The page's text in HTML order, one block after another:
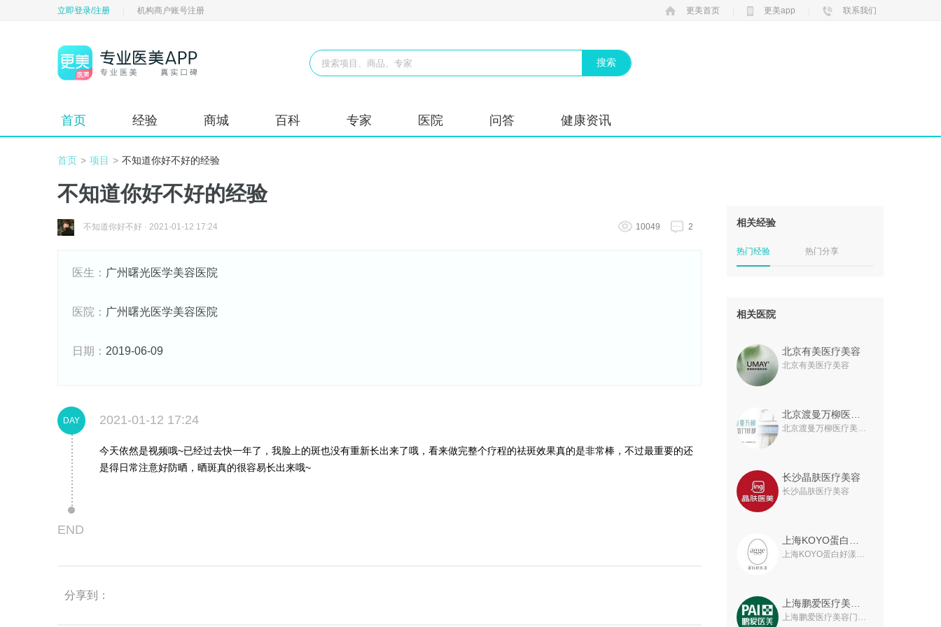
立即登录/注册 机构商户账号注册 更美首页 更美app 联系我们
首页 经验 商城 百科 专家 医院 问答 健康资讯
首页 > 项目 > 不知道你好不好的经验
不知道你好不好的经验
不知道你好不好 · 2021-01-12 17:24 10049 2
医生： 广州曙光医学美容医院
医院： 广州曙光医学美容医院
日期： 2019-06-09
DAY 2021-01-12 17:24
今天依然是视频哦~已经过去快一年了，我脸上的斑也没有重新长出来了哦，看来做完整个疗程的祛斑效果真的是非常棒，不过最重要的还
是得日常注意好防晒，晒斑真的很容易长出来哦~
END
分享到：
相关经验
热门经验 热门分享
相关医院
北京有美医疗美容
北京有美医疗美容
北京渡曼万柳医疗美容门诊部
长沙晶肤医疗美容
长沙晶肤医疗美容
上海KOYO蛋白好漾医美
上海鹏爱医疗美容门诊部